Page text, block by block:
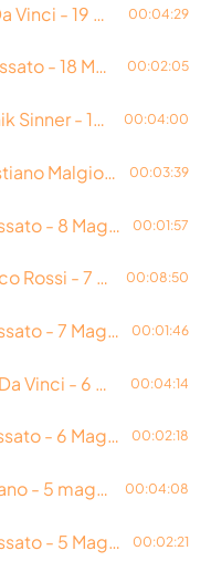
Buongiorno VIP - Sal Da Vinci - 19 Maggio 2026 00:04:29
Le classifiche del passato - 18 Maggio 2022 00:02:05
Buongiorno VIP - Jannik Sinner - 18 Maggio 2026 00:04:00
Buongiorno VIP - Cristiano Malgioglio - 8 Maggio 2026 00:03:39
Le classifiche del passato - 8 Maggio 2018 00:01:57
Buongiorno VIP - Vasco Rossi - 7 Maggio 2026 00:08:50
Le classifiche del passato - 7 Maggio 2009 00:01:46
Buongiorno VIP - Sal Da Vinci - 6 Maggio 2026 00:04:14
Le classifiche del passato - 6 Maggio 1995 00:02:18
Buongiorno VIP - Albano - 5 maggio 2026 00:04:08
Le classifiche del passato - 5 Maggio 1980 00:02:21